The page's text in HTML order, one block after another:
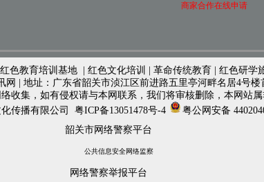
商家合作在线申请
色教育培训基地 | 红色文化培训 | 革命传统教育 | 红色研学
| 地址：广东省韶关市浈江区前进路五里亭河畔名居4号楼
收集，如有侵权请与本网联系，我们将审核删除，本网站属
传播有限公司
粤ICP备13051478号-4
粤公网安备
韶关市网络警察平台
公共信息安全网络监察
网络警察举报平台